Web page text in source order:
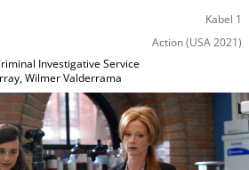
Kabel 1
Action(USA 2021)
Investigative Service
,Wilmer Valderrama